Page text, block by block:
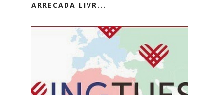
ARRECADA LIVR...